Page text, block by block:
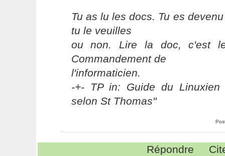
Tu as lu les docs. Tu es
tu le veuilles
ou non. Lire la doc, c'est
Commandement de
l'informaticien.
-+- TP in: Guide du Linuxien
selon St Thomas"
Répondre